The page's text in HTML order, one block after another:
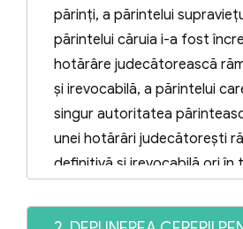
părinţi, a părintelui
părintelui căruia i-a fost
hotărâre judecătorească
şi irevocabilă, a părintelui
singur autoritatea
unei hotărâri judecătoreşti
definitivă şi irevocabilă ori în
pentru procesele începute